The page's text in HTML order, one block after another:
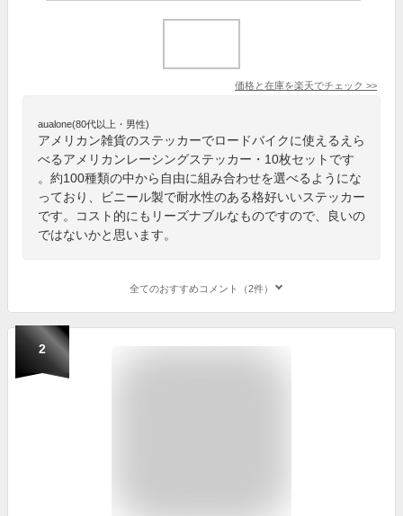
価格と在庫を楽天でチェック >>
aualone(80代以上・男性)
アメリカン雑貨のステッカーでロードバイクに使えるえら
べるアメリカンレーシングステッカー・10枚セットです
。約100種類の中から自由に組み合わせを選べるようにな
っており、ビニール製で耐水性のある格好いいステッカー
です。コスト的にもリーズナブルなものですので、良いの
ではないかと思います。
全てのおすすめコメント（2件）
2